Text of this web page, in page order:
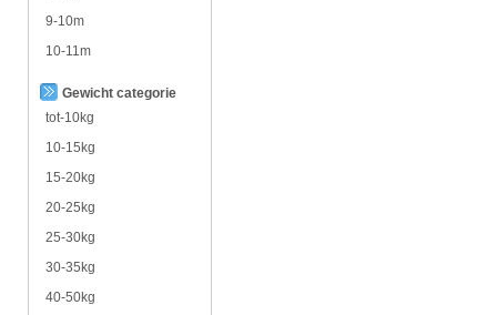
9-10m
10-11m
Gewicht categorie
tot-10kg
10-15kg
15-20kg
20-25kg
25-30kg
30-35kg
40-50kg